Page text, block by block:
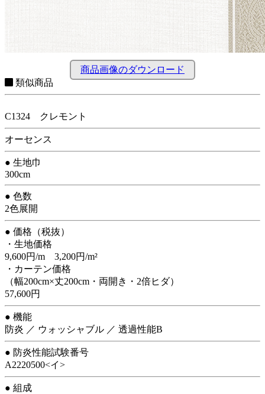
商品画像のダウンロード
類似商品
C1324 クレモント
オーセンス
● 生地巾
300cm
● 色数
2色展開
● 価格（税抜）
・生地価格
9,600円/m 3,200円/m²
・カーテン価格
（幅200cm×丈200cm・両開き・2倍ヒダ）
57,600円
● 機能
防炎 ／ ウォッシャブル ／ 透過性能B
● 防炎性能試験番号
A2220500<イ>
● 組成